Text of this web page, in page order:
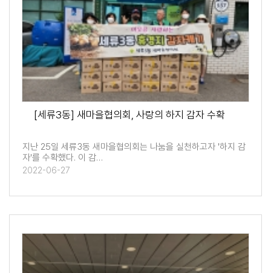
[세류3동] 새마을협의회, 사랑의 하지 감자 수확
지난 25일 세류3동 새마을협의회는 나눔을 실천하고자 '하지 감
자'를 수확했다. 이 감…
2022-06-27